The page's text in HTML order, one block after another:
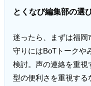
とくなび編集部の選
迷ったら、まずは福岡
守りにはBoTトークや
検討。声の連絡を重
型の便利さを重視する